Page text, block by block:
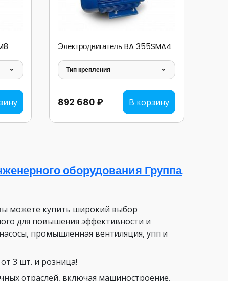
Электродвигатель BA 355SMA4
Тип крепления
892 680 ₽ В корзину
оборудования Группа
можете купить широкий выбор
для повышения эффективности и
промышленная вентиляция, упп и
3 шт. и розница!
отраслей, включая машиностроение,